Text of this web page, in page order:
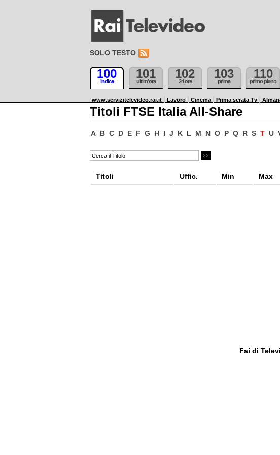
SOLO TESTO
100
indice
101
ultim'ora
102
24 ore
103
prima
110
primo piano
www.servizitelevideo.rai.it Lavoro Cinema Prima serata Tv
Titoli FTSE Italia All-Share
A B C D E F G H I J K L M N O P Q R S T U
Titoli Uffic. Min Max
Fai di